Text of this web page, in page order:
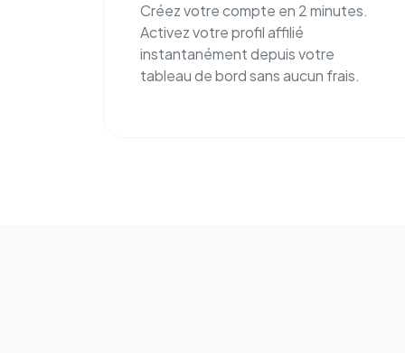
Créez votre compte en 2 minutes.
Activez votre profil affilié
instantanément depuis votre
tableau de bord sans aucun frais.